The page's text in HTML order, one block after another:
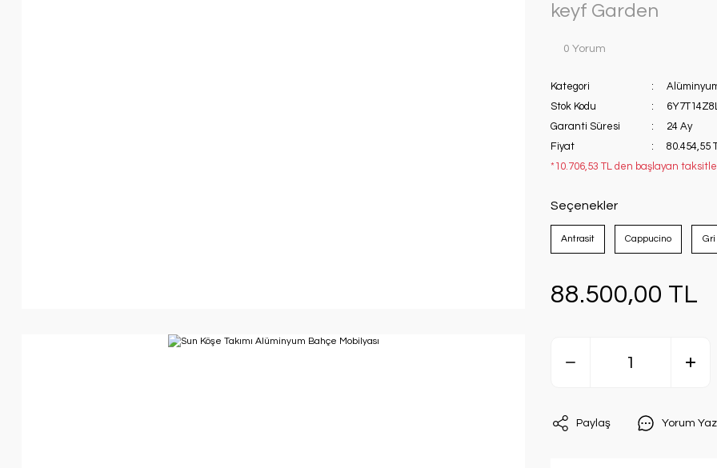
keyf Garden
0 Yorum
Kategori
Stok Kodu
Garanti Süresi
24 Ay
Fiyat
80.454,55
*10.706,53 TL den başlayan
Seçenekler
Antrasit Cappucino Gri
88.500,00 TL
Paylaş Yorum Yaz